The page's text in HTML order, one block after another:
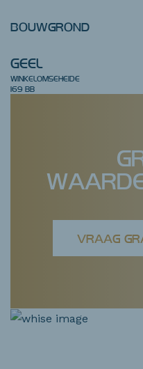
BOUWGROND
GEEL
WINKELOMSEHEIDE
169 BB
VRAAG